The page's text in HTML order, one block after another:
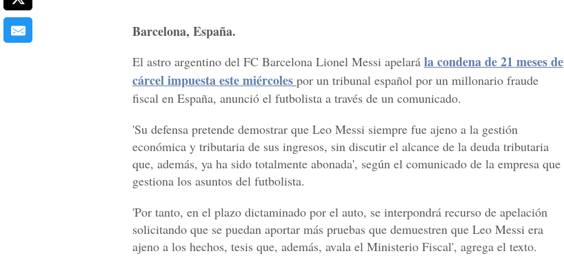
Barcelona, España.
El astro argentino del FC Barcelona Lionel Messi apelará la condena de 21 meses de
cárcel impuesta este miércoles por un tribunal español por un millonario fraude
fiscal en España, anunció el futbolista a través de un comunicado.
'Su defensa pretende demostrar que Leo Messi siempre fue ajeno a la gestión
económica y tributaria de sus ingresos, sin discutir el alcance de la deuda tributaria
que, además, ya ha sido totalmente abonada', según el comunicado de la empresa que
gestiona los asuntos del futbolista.
'Por tanto, en el plazo dictaminado por el auto, se interpondrá recurso de apelación
solicitando que se puedan aportar más pruebas que demuestren que Leo Messi era
ajeno a los hechos, tesis que, además, avala el Ministerio Fiscal', agrega el texto.